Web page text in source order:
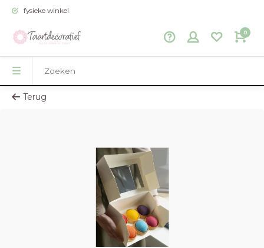
fysieke winkel
0
Terug